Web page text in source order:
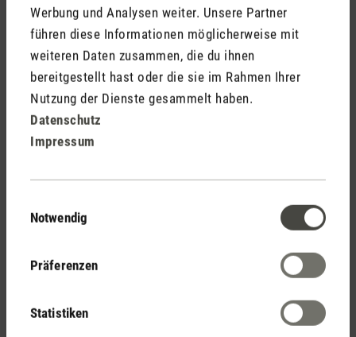
Werbung und Analysen weiter. Unsere Partner
führen diese Informationen möglicherweise mit
weiteren Daten zusammen, die du ihnen
bereitgestellt hast oder die sie im Rahmen Ihrer
Nutzung der Dienste gesammelt haben.
Datenschutz
Impressum
Notwendig
Präferenzen
Statistiken
Kostenloser Versand
ab € 100